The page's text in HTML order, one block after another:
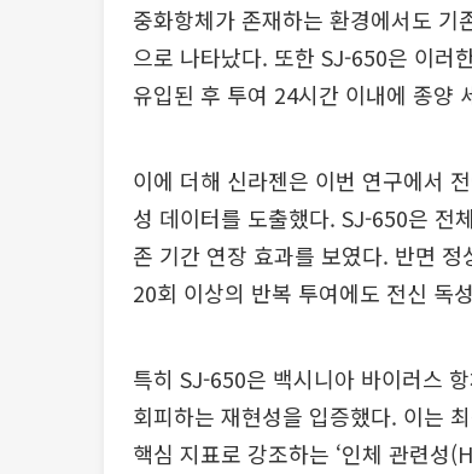
중화항체가 존재하는 환경에서도
으로 나타났다. 또한 SJ-650은 이러
유입된 후 투여 24시간 이내에 종양
이에 더해 신라젠은 이번 연구에서
성 데이터를 도출했다. SJ-650은 전
존 기간 연장 효과를 보였다. 반면
20회 이상의 반복 투여에도 전신 독
특히 SJ-650은 백시니아 바이러스
회피하는 재현성을 입증했다. 이는
핵심 지표로 강조하는 ‘인체 관련성